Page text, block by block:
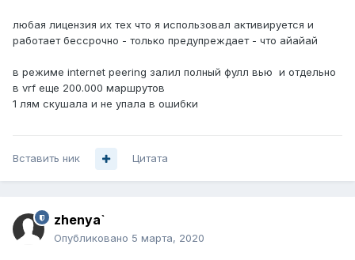
любая лицензия их тех что я использовал активируется и
работает бессрочно - только предупреждает - что айайай
в режиме internet peering залил полный фулл вью и отдельно
в vrf еще 200.000 маршрутов
1 лям скушала и не упала в ошибки
Вставить ник Цитата
zhenya`
Опубликовано 5 марта, 2020